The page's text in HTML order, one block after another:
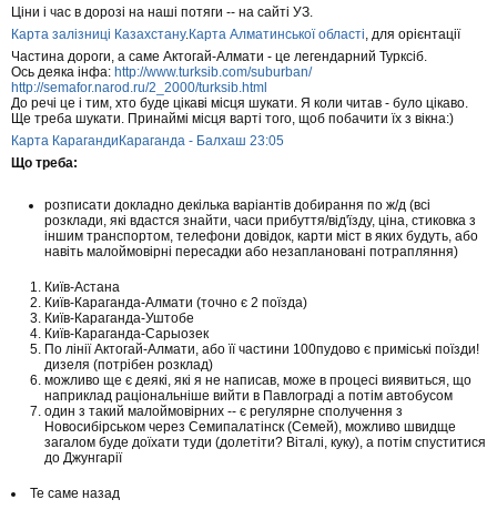
Ціни і час в дорозі на наші потяги -- на сайті УЗ.
Карта залізниці Казахстану.Карта Алматинської області, для орієнтації
Частина дороги, а саме Актогай-Алмати - це легендарний Турксіб.
Ось деяка інфа: http://www.turksib.com/suburban/
http://semafor.narod.ru/2_2000/turksib.html
До речі це і тим, хто буде цікаві місця шукати. Я коли читав - було цікаво.
Ще треба шукати. Принаймі місця варті того, щоб побачити їх з вікна:)
Карта Караганди Караганда - Балхаш 23:05
Що треба:
розписати докладно декілька варіантів добирання по ж/д (всі
розклади, які вдастся знайти, часи прибуття/від'їзду, ціна, стиковка з
іншим транспортом, телефони довідок, карти міст в яких будуть, або
навіть малоймовірні пересадки або незаплановані потрапляння)
Київ-Астана
Київ-Караганда-Алмати (точно є 2 поїзда)
Київ-Караганда-Уштобе
Київ-Караганда-Сарыозек
По лінії Актогай-Алмати, або її частини 100пудово є приміські поїзди!
дизеля (потрібен розклад)
можливо ще є деякі, які я не написав, може в процесі виявиться, що
наприклад раціональніше вийти в Павлограді а потім автобусом
один з такий малоймовірних -- є регулярне сполучення з
Новосибірськом через Семипалатінск (Семей), можливо швидще
загалом буде доїхати туди (долетіти? Віталі, куку), а потім спуститися
до Джунгарії
Те саме назад